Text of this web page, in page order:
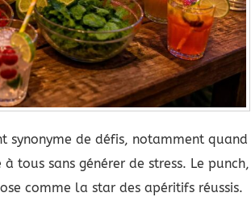
synonyme de défis, notamment quand
tous sans générer de stress. Le punch,
comme la star des apéritifs réussis.